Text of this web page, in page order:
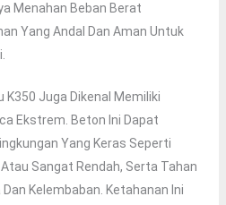
Menahan Beban Berat
Yang Andal Dan Aman Untuk
K350 Juga Dikenal Memiliki
Ekstrem. Beton Ini Dapat
Yang Keras Seperti
Sangat Rendah, Serta Tahan
Kelembaban. Ketahanan Ini